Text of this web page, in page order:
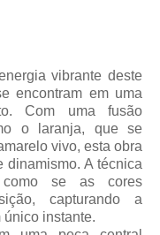
vibrante deste
encontram em uma
Com uma fusão
o laranja, que se
vivo, esta obra
dinamismo. A técnica
como se as cores
capturando a
instante.